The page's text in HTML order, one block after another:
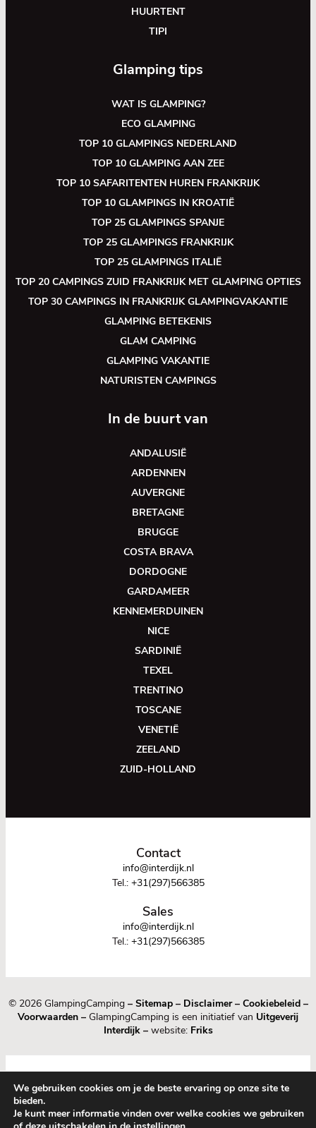
HUURTENT
TIPI
Glamping tips
WAT IS GLAMPING?
ECO GLAMPING
TOP 10 GLAMPINGS NEDERLAND
TOP 10 GLAMPING AAN ZEE
TOP 10 SAFARITENTEN HUREN FRANKRIJK
TOP 10 GLAMPINGS IN KROATIË
TOP 25 GLAMPINGS SPANJE
TOP 25 GLAMPINGS FRANKRIJK
TOP 25 GLAMPINGS ITALIË
TOP 20 CAMPINGS ZUID FRANKRIJK MET GLAMPING OPTIES
TOP 30 CAMPINGS IN FRANKRIJK GLAMPINGVAKANTIE
GLAMPING BETEKENIS
GLAM CAMPING
GLAMPING VAKANTIE
NATURISTEN CAMPINGS
In de buurt van
ANDALUSIË
ARDENNEN
AUVERGNE
BRETAGNE
BRUGGE
COSTA BRAVA
DORDOGNE
GARDAMEER
KENNEMERDUINEN
NICE
SARDINIË
TEXEL
TRENTINO
TOSCANE
VENETIË
ZEELAND
ZUID-HOLLAND
Contact
info@interdijk.nl
Tel.: +31(297)566385
Sales
info@interdijk.nl
Tel.: +31(297)566385
© 2026 GlampingCamping – Sitemap– Disclaimer– Cookiebeleid–
Voorwaarden – GlampingCamping is een initiatief van Uitgeverij
Interdijk–website: Friks
We gebruiken cookies om je de beste ervaring op onze site te
bieden.
Je kunt meer informatie vinden over welke cookies we gebruiken